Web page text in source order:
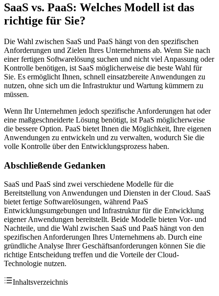
SaaS vs. PaaS: Welches Modell ist das
richtige für Sie?
Die Wahl zwischen SaaS und PaaS hängt von den spezifischen
Anforderungen und Zielen Ihres Unternehmens ab. Wenn Sie nach
einer fertigen Softwarelösung suchen und nicht viel Anpassung oder
Kontrolle benötigen, ist SaaS möglicherweise die beste Wahl für
Sie. Es ermöglicht Ihnen, schnell einsatzbereite Anwendungen zu
nutzen, ohne sich um die Infrastruktur und Wartung kümmern zu
müssen.
Wenn Ihr Unternehmen jedoch spezifische Anforderungen hat oder
eine maßgeschneiderte Lösung benötigt, ist PaaS möglicherweise
die bessere Option. PaaS bietet Ihnen die Möglichkeit, Ihre eigenen
Anwendungen zu entwickeln und zu verwalten, wodurch Sie die
volle Kontrolle über den Entwicklungsprozess haben.
Abschließende Gedanken
SaaS und PaaS sind zwei verschiedene Modelle für die
Bereitstellung von Anwendungen und Diensten in der Cloud. SaaS
bietet fertige Softwarelösungen, während PaaS
Entwicklungsumgebungen und Infrastruktur für die Entwicklung
eigener Anwendungen bereitstellt. Beide Modelle bieten Vor- und
Nachteile, und die Wahl zwischen SaaS und PaaS hängt von den
spezifischen Anforderungen Ihres Unternehmens ab. Durch eine
gründliche Analyse Ihrer Geschäftsanforderungen können Sie die
richtige Entscheidung treffen und die Vorteile der Cloud-
Technologie nutzen.
Inhaltsverzeichnis